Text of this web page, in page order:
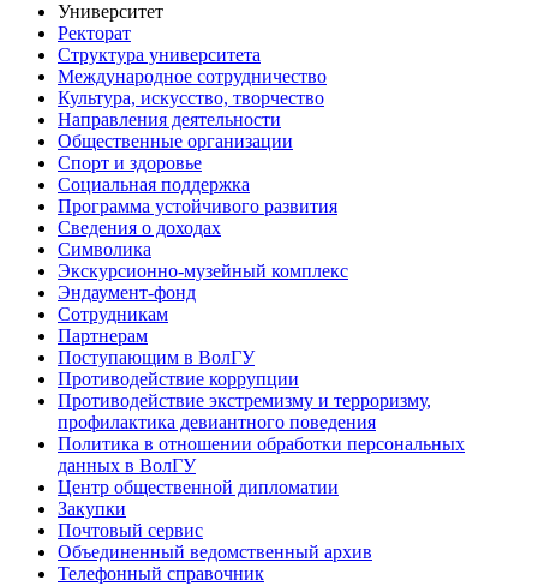
Университет
Ректорат
Структура университета
Международное сотрудничество
Культура, искусство, творчество
Направления деятельности
Общественные организации
Спорт и здоровье
Социальная поддержка
Программа устойчивого развития
Сведения о доходах
Символика
Экскурсионно-музейный комплекс
Эндаумент-фонд
Сотрудникам
Партнерам
Поступающим в ВолГУ
Противодействие коррупции
Противодействие экстремизму и терроризму,
профилактика девиантного поведения
Политика в отношении обработки персональных
данных в ВолГУ
Центр общественной дипломатии
Закупки
Почтовый сервис
Объединенный ведомственный архив
Телефонный справочник